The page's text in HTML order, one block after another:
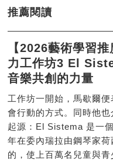
推薦閱讀
【2026藝術學習
力工作坊3 El
音樂共創的力量
工作坊一開始，馬歇爾
會行動的方式。同時他
起源：El Sistema 是一
年在委內瑞拉由鋼琴家
的，使上百萬名兒童與青